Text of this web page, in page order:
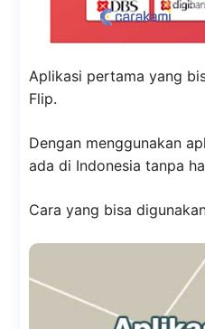
Aplikasi pertama yang
Flip.
Dengan menggunakan
ada di Indonesia tanpa
Cara yang bisa